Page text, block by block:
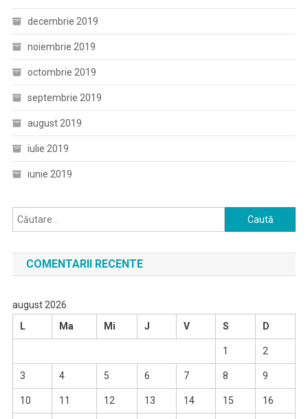
decembrie 2019
noiembrie 2019
octombrie 2019
septembrie 2019
august 2019
iulie 2019
iunie 2019
Caută
după:
COMENTARII RECENTE
august 2026
L
Ma Mi J V S D
1 2
3 4 5 6 7 8 9
10 11 12 13 14 15 16